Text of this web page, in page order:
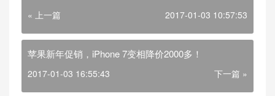
« 上一篇 2017-01-03 10:57:53
苹果新年促销，iPhone 7变相降价2000多！
2017-01-03 16:55:43 下一篇 »